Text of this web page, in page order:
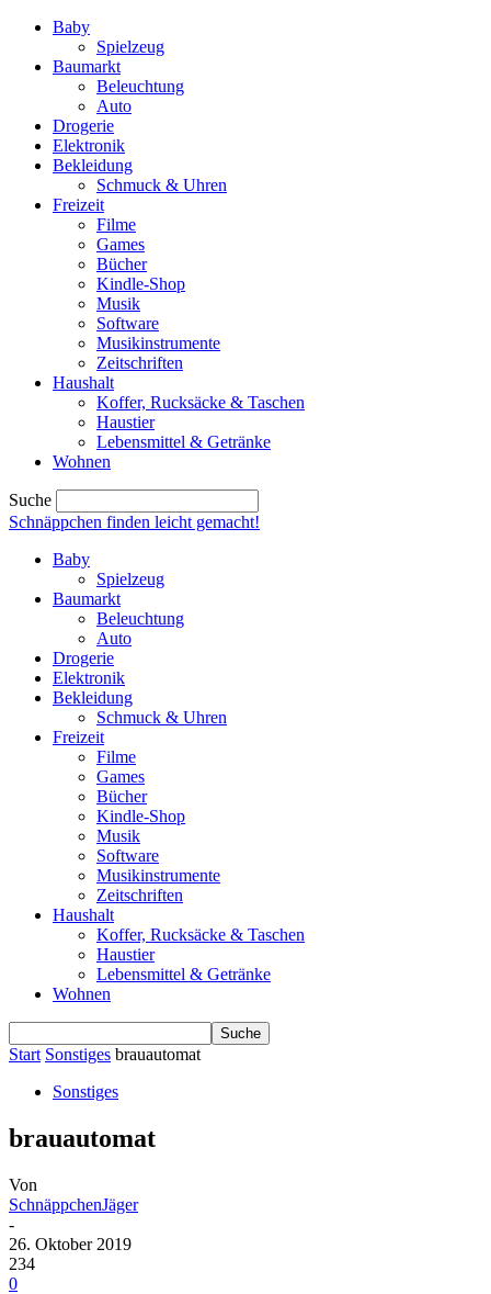
Baby
Spielzeug
Baumarkt
Beleuchtung
Auto
Drogerie
Elektronik
Bekleidung
Schmuck & Uhren
Freizeit
Filme
Games
Bücher
Kindle-Shop
Musik
Software
Musikinstrumente
Zeitschriften
Haushalt
Koffer, Rucksäcke & Taschen
Haustier
Lebensmittel & Getränke
Wohnen
Suche
Schnäppchen finden leicht gemacht!
Baby
Spielzeug
Baumarkt
Beleuchtung
Auto
Drogerie
Elektronik
Bekleidung
Schmuck & Uhren
Freizeit
Filme
Games
Bücher
Kindle-Shop
Musik
Software
Musikinstrumente
Zeitschriften
Haushalt
Koffer, Rucksäcke & Taschen
Haustier
Lebensmittel & Getränke
Wohnen
Start Sonstiges brauautomat
Sonstiges
brauautomat
Von
SchnäppchenJäger
-
26. Oktober 2019
234
0